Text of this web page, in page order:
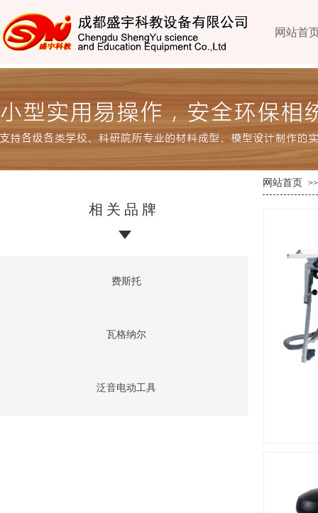
网站首页 >>
相关品牌
费斯托
瓦格纳尔
泛音电动工具
网站首